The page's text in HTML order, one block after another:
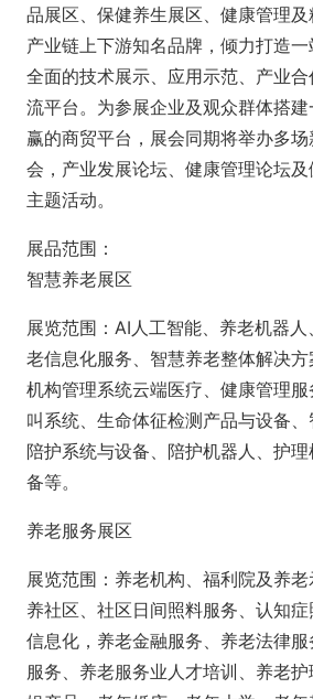
品展区、保健养生展区、健康管理
产业链上下游知名品牌，倾力打造一
全面的技术展示、应用示范、产业
流平台。为参展企业及观众群体搭
赢的商贸平台，展会同期将举办多
会，产业发展论坛、健康管理论坛
主题活动。
展品范围：
智慧养老展区
展览范围：AI人工智能、养老机器
老信息化服务、智慧养老整体解决
机构管理系统云端医疗、健康管理
叫系统、生命体征检测产品与设备
陪护系统与设备、陪护机器人、护
备等。
养老服务展区
展览范围：养老机构、福利院及养
养社区、社区日间照料服务、认知
信息化，养老金融服务、养老法律
服务、养老服务业人才培训、养老